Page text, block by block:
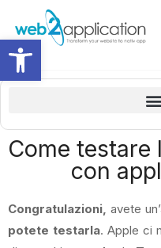
Come testare
con
Congratulazioni, avete
potete testarla. Apple ci
Apri la barra degli strumenti